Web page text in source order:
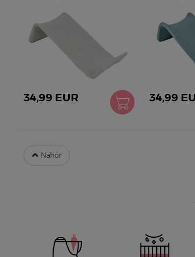
34,99 EUR 34,99
Nahor